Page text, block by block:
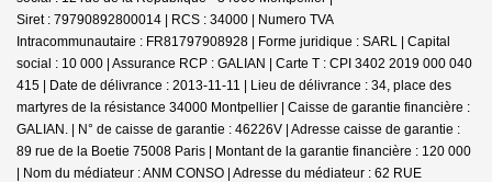
Siret : 79790892800014 | RCS : 34000 | Numero TVA
Intracommunautaire : FR81797908928 | Forme juridique : SARL | Capital
social : 10 000 | Assurance RCP : GALIAN | Carte T : CPI 3402 2019 000 040
415 | Date de délivrance : 2013-11-11 | Lieu de délivrance : 34, place des
martyres de la résistance 34000 Montpellier | Caisse de garantie financière :
GALIAN. | N° de caisse de garantie : 46226V | Adresse caisse de garantie :
89 rue de la Boetie 75008 Paris | Montant de la garantie financière : 120 000
| Nom du médiateur : ANM CONSO | Adresse du médiateur : 62 RUE